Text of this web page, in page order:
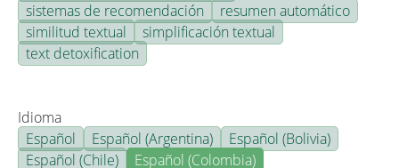
sistemas de recomendación
resumen automático
similitud textual
simplificación textual
text detoxification
Idioma
Español
Español (Argentina)
Español (Bolivia)
Español (Chile)
Español (Colombia)